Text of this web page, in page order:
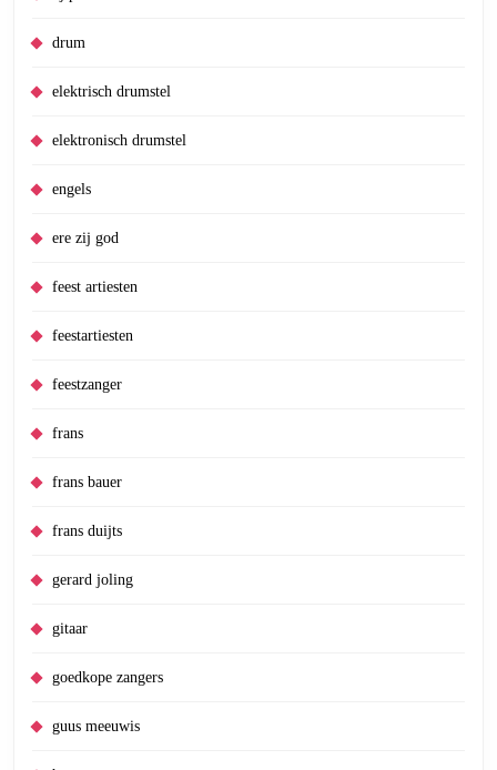
drum
elektrisch drumstel
elektronisch drumstel
engels
ere zij god
feest artiesten
feestartiesten
feestzanger
frans
frans bauer
frans duijts
gerard joling
gitaar
goedkope zangers
guus meeuwis